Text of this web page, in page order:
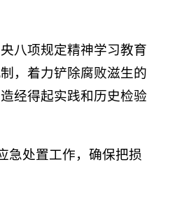
八项规定精神学习教育
，着力铲除腐败滋生的
经得起实践和历史检验
急处置工作，确保把损